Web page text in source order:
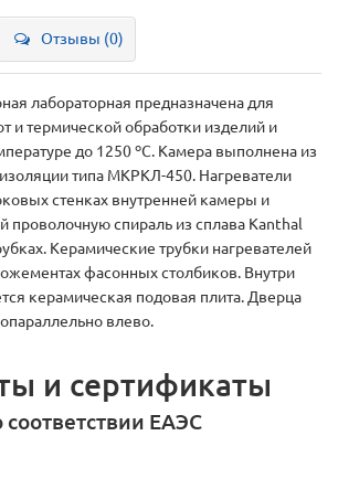
Отзывы (0)
лабораторная предназначена для
и термической обработки изделий и
до 1250 ºС. Камера выполнена из
типа МКРКЛ-450. Нагреватели
стенках внутренней камеры и
проволочную спираль из сплава Kanthal
Керамические трубки нагревателей
фасонных столбиков. Внутри
керамическая подовая плита. Дверца
влево.
и сертификаты
ЕАЭС